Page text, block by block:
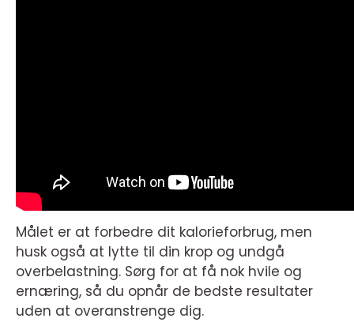
Målet er at forbedre dit kalorieforbrug, men
husk også at lytte til din krop og undgå
overbelastning. Sørg for at få nok hvile og
ernæring, så du opnår de bedste resultater
uden at overanstrenge dig.